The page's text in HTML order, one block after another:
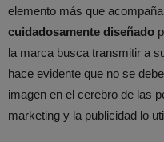
elemento más que
cuidadosamente diseñado
la marca busca transmitir a
hace evidente que no se
imagen en el cerebro de las
marketing y la publicidad lo